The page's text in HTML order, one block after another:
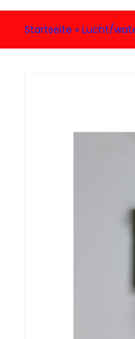
Startseite » Lucht/